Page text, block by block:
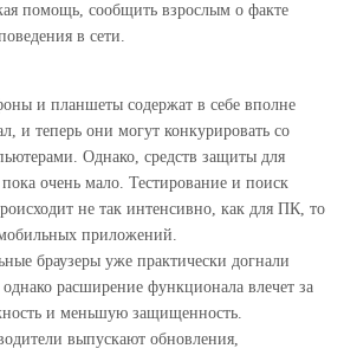
помощь, сообщить взрослым о факте
в сети.
и планшеты содержат в себе вполне
и теперь они могут конкурировать со
Однако, средств защиты для
очень мало. Тестирование и поиск
не так интенсивно, как для ПК, то
приложений.
браузеры уже практически догнали
расширение функционала влечет за
и меньшую защищенность.
выпускают обновления,